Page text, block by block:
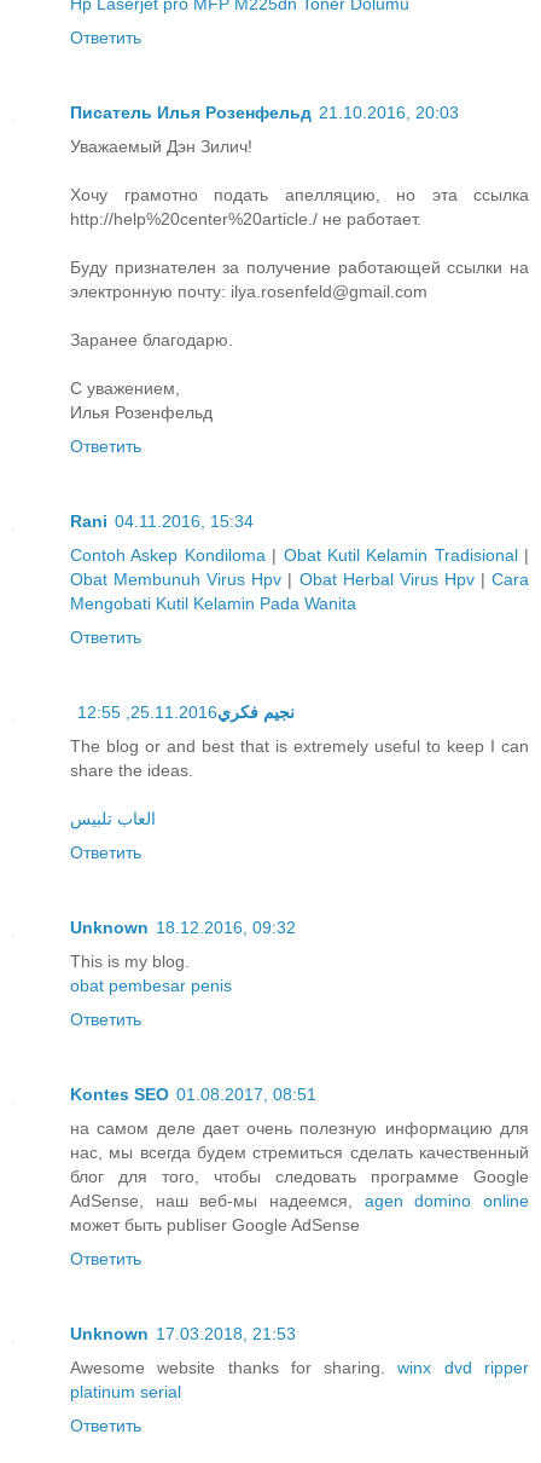
Ответить
Писатель Илья Розенфельд 21.10.2016, 20:03
Уважаемый Дэн Зилич!
Хочу грамотно подать апелляцию, но эта ссылка
http://help%20center%20article./ не работает.
Буду признателен за получение работающей ссылки на
электронную почту: ilya.rosenfeld@gmail.com
Заранее благодарю.
С уважением,
Илья Розенфельд
Ответить
Rani 04.11.2016, 15:34
Contoh Askep Kondiloma | Obat Kutil Kelamin Tradisional|
Obat Membunuh Virus Hpv | Obat Herbal Virus Hpv|Cara
Mengobati Kutil Kelamin Pada Wanita
Ответить
نجيم فكري25.11.2016, 12:55
The blog or and best that is extremely useful to keep I can
share the ideas.
العاب تلبيس
Ответить
Unknown 18.12.2016, 09:32
This is my blog.
obat pembesar penis
Ответить
Kontes SEO 01.08.2017, 08:51
на самом деле дает очень полезную информацию для
нас, мы всегда будем стремиться сделать качественный
блог для того, чтобы следовать программе Google
AdSense, наш веб-мы надеемся, agen domino online
может быть publiser Google AdSense
Ответить
Unknown 17.03.2018, 21:53
Awesome website thanks for sharing.winx dvd ripper
platinum serial
Ответить